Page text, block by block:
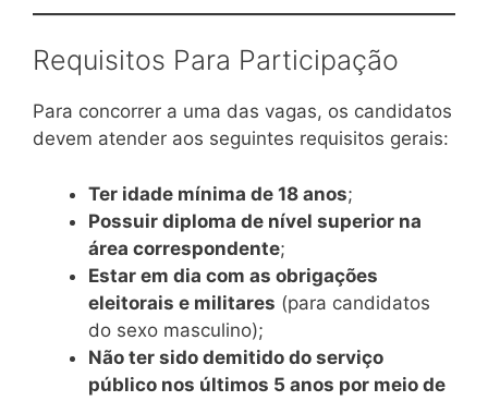
Requisitos Para Participação
Para concorrer a uma das vagas, os candidatos
devem atender aos seguintes requisitos gerais:
Ter idade mínima de 18 anos;
Possuir diploma de nível superior na
área correspondente;
Estar em dia com as obrigações
eleitorais e militares (para candidatos
do sexo masculino);
Não ter sido demitido do serviço
público nos últimos 5 anos por meio de